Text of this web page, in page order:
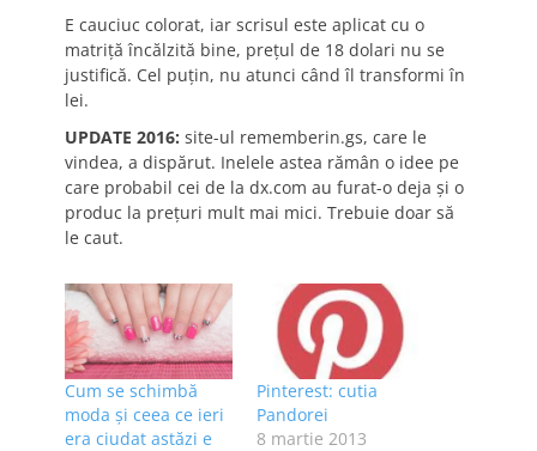
E cauciuc colorat, iar scrisul este aplicat cu o
matriţă încălzită bine, preţul de 18 dolari nu se
justifică. Cel puţin, nu atunci când îl transformi în
lei.
UPDATE 2016: site-ul rememberin.gs, care le
vindea, a dispărut. Inelele astea rămân o idee pe
care probabil cei de la dx.com au furat-o deja și o
produc la prețuri mult mai mici. Trebuie doar să
le caut.
Cum se schimbă
moda şi ceea ce ieri
era ciudat astăzi e
Pinterest: cutia
Pandorei
8 martie 2013